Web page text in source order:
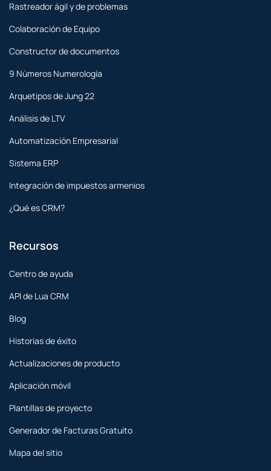
Rastreador ágil y de problemas
Colaboración de Equipo
Constructor de documentos
9 Números Numerología
Arquetipos de Jung 22
Análisis de LTV
Automatización Empresarial
Sistema ERP
Integración de impuestos armenios
¿Qué es CRM?
Recursos
Centro de ayuda
API de Lua CRM
Blog
Historias de éxito
Actualizaciones de producto
Aplicación móvil
Plantillas de proyecto
Generador de Facturas Gratuito
Mapa del sitio